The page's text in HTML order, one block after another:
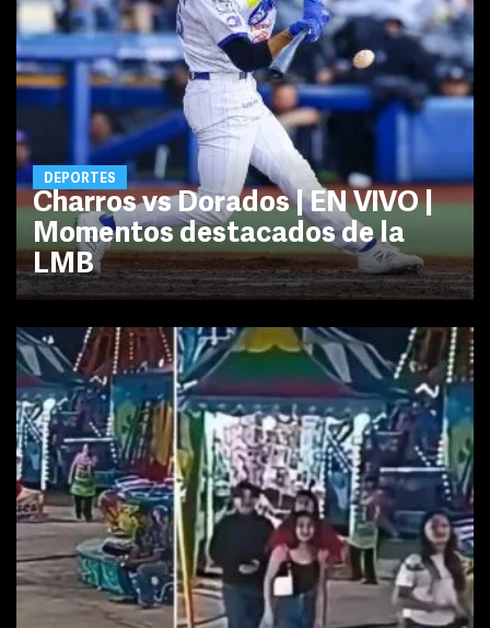
DEPORTES
Charros vs Dorados | EN VIVO |
Momentos destacados de la
LMB